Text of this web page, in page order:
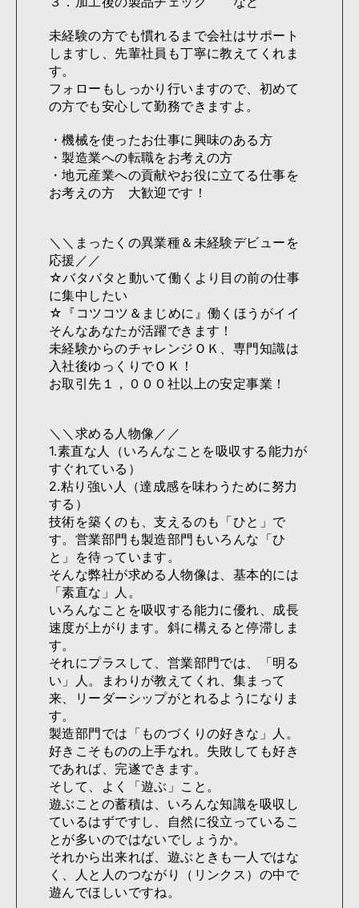
未経験の方でも慣れるまで会社はサポート
しますし、先輩社員も丁寧に教えてくれま
す。
フォローもしっかり行いますので、初めて
の方でも安心して勤務できますよ。
・機械を使ったお仕事に興味のある方
・製造業への転職をお考えの方
・地元産業への貢献やお役に立てる仕事を
お考えの方 大歓迎です！
＼＼まったくの異業種＆未経験デビューを
応援／／
☆バタバタと動いて働くより目の前の仕事
に集中したい
☆『コツコツ＆まじめに』働くほうがイイ
そんなあなたが活躍できます！
未経験からのチャレンジＯＫ、専門知識は
入社後ゆっくりでＯＫ！
お取引先１，０００社以上の安定事業！
＼＼求める人物像／／
1.素直な人（いろんなことを吸収する能力が
すぐれている）
2.粘り強い人（達成感を味わうために努力
する）
技術を築くのも、支えるのも「ひと」で
す。営業部門も製造部門もいろんな「ひ
と」を待っています。
そんな弊社が求める人物像は、基本的には
「素直な」人。
いろんなことを吸収する能力に優れ、成長
速度が上がります。斜に構えると停滞しま
す。
それにプラスして、営業部門では、「明る
い」人。まわりが教えてくれ、集まって
来、リーダーシップがとれるようになりま
す。
製造部門では「ものづくりの好きな」人。
好きこそものの上手なれ。失敗しても好き
であれば、完遂できます。
そして、よく「遊ぶ」こと。
遊ぶことの蓄積は、いろんな知識を吸収し
ているはずですし、自然に役立っているこ
とが多いのではないでしょうか。
それから出来れば、遊ぶときも一人ではな
く、人と人のつながり（リンクス）の中で
遊んでほしいですね。